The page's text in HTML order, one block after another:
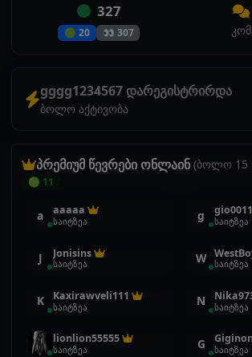
327
🟢 20 👀 307
gggg1234567 დარეგისტრირდა
ბოლო აქტივობა
პრემიუმ წევრები ონლაინ (ბოლო 15
🟢 11
a aaaaa
საიტზეა g gio0011
საიტზეა
J Jonisins
საიტზეა W საიტზეა
K Kaxirawveli111
საიტზეა N საიტზეა
lionlion55555
საიტზეა G საიტზეა